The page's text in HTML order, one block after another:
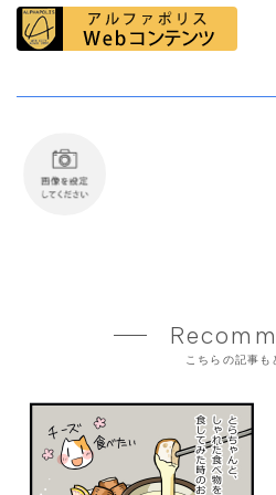
こちらの記事も